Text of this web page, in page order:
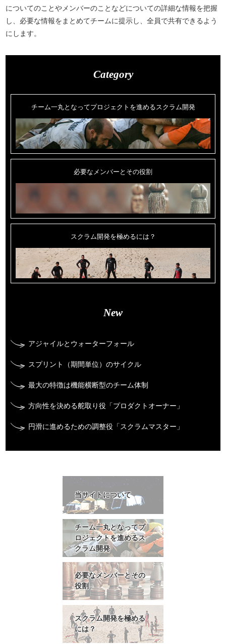
についてのことやメンバーのことなどについての詳細な情報を把握
し、必要な情報をまとめてチームに提示し、全員で共有できるよう
にします。
Category
チーム一丸となってプロジェクトを進めるスクラム開発
必要なメンバーとその役割
スクラム開発を極めるには？
New
アジャイルとウォーターフォール
スプリント（期間単位）のサイクル
最大の特徴は機能横断型のチーム体制
方向性を決める舵取り役「プロダクトオーナー」
円滑に進めるための調整役「スクラムマスター」
当サイトについて
チーム一丸となってプ
ロジェクトを進めるス
クラム開発
必要なメンバーとその
役割
スクラム開発を極める
には？